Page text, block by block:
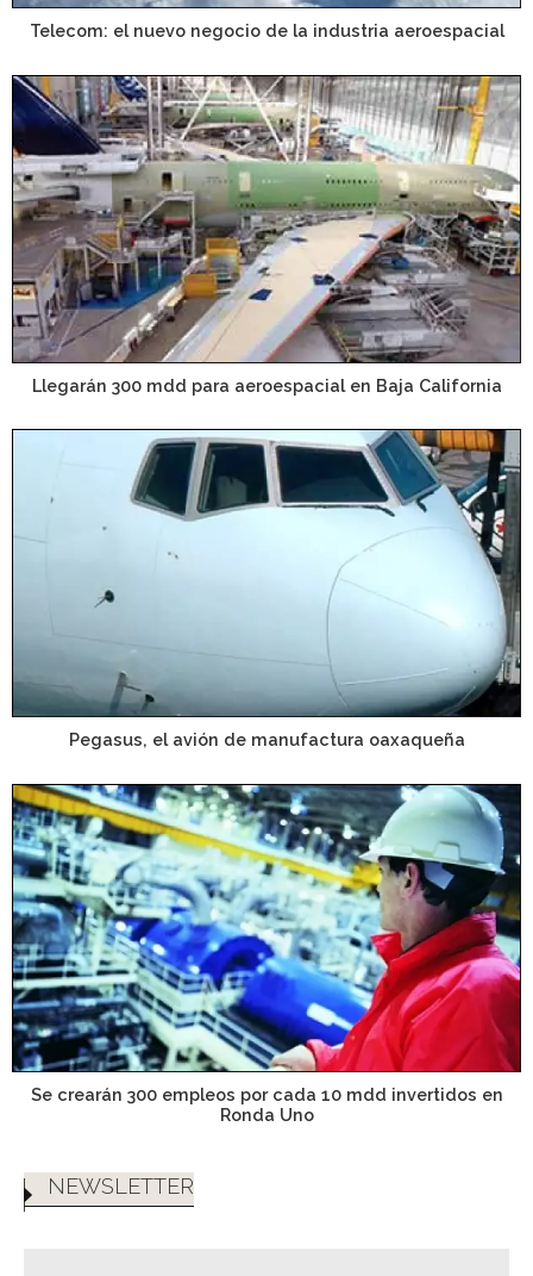
Telecom: el nuevo negocio de la industria aeroespacial
Llegarán 300 mdd para aeroespacial en Baja California
Pegasus, el avión de manufactura oaxaqueña
Se crearán 300 empleos por cada 10 mdd invertidos en
Ronda Uno
NEWSLETTER